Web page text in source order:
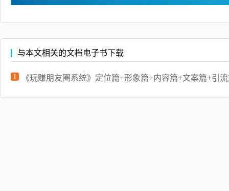
与本文相关的文档电子书下载
1 《玩赚朋友圈系统》定位篇+形象篇+内容篇+文案篇+引